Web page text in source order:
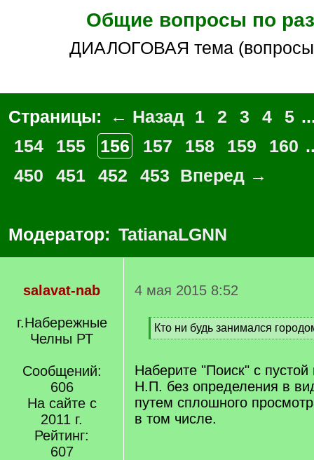
Общие вопросы по
ДИАЛОГОВАЯ тема
Страницы: ← Назад 1 2 3 4 5
154
155 156 157 158 159 160
450
451 452 453 Вперед →
Модератор: TatianaLGNN
salavat-nab
г.Набережные
Челны РТ
Сообщений:
606
На сайте с
2011 г.
Рейтинг:
607
4 мая 2015 8:52
[
q
Кто ни будь занимался
[
q
]
Наберите "Поиск" с
Н.П. без определения в
путем сплошного
в том числе.